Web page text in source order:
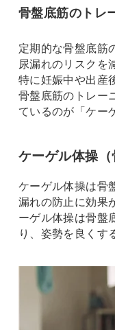
骨盤底筋のトレ
定期的な骨盤底筋
尿漏れのリスクを
特に妊娠中や出産
骨盤底筋のトレー
ているのが「ケー
ケーゲル体操
ケーゲル体操は骨
漏れの防止に効果
ーゲル体操は骨盤
り、姿勢を良くす